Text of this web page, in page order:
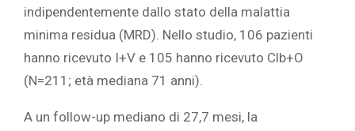
indipendentemente dallo stato della malattia
minima residua (MRD). Nello studio, 106 pazienti
hanno ricevuto I+V e 105 hanno ricevuto Clb+O
(N=211; età mediana 71 anni).
A un follow-up mediano di 27,7 mesi, la